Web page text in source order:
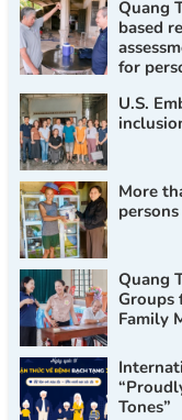
Quang
based
for
U.S.
More
Quang
Groups
Family
Tones”